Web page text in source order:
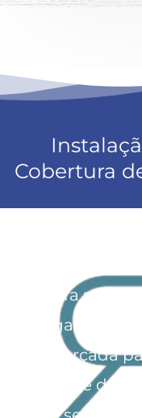
Cobertura
madeira seja
e pragas. A
ser reforçada
vidro, que